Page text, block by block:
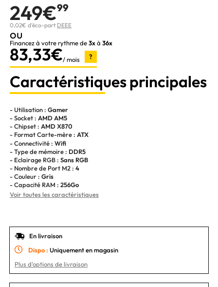
249€99
0,02€ d'éco-part DEEE
ou
Financez à votre rythme de3xà 36x
83,33€/ mois ?
Caractéristiques principales
- Utilisation : Gamer
- Socket : AMD AM5
- Chipset : AMD X870
- Format Carte-mère : ATX
- Connectivité : Wifi
- Type de mémoire : DDR5
- Eclairage RGB : Sans RGB
- Nombre de Port M2 : 4
- Couleur : Gris
- Capacité RAM : 256Go
Voir toutes les caractéristiques
En livraison
Dispo : Uniquement en magasin
Plus d'options de livraison